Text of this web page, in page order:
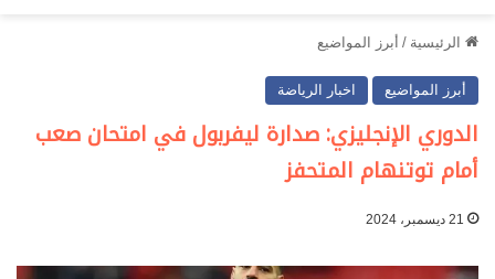
الرئيسية / أبرز المواضيع
أبرز المواضيع اخبار الرياضة
الدوري الإنجليزي: صدارة ليفربول في امتحان صعب
أمام توتنهام المتحفز
21 ديسمبر، 2024